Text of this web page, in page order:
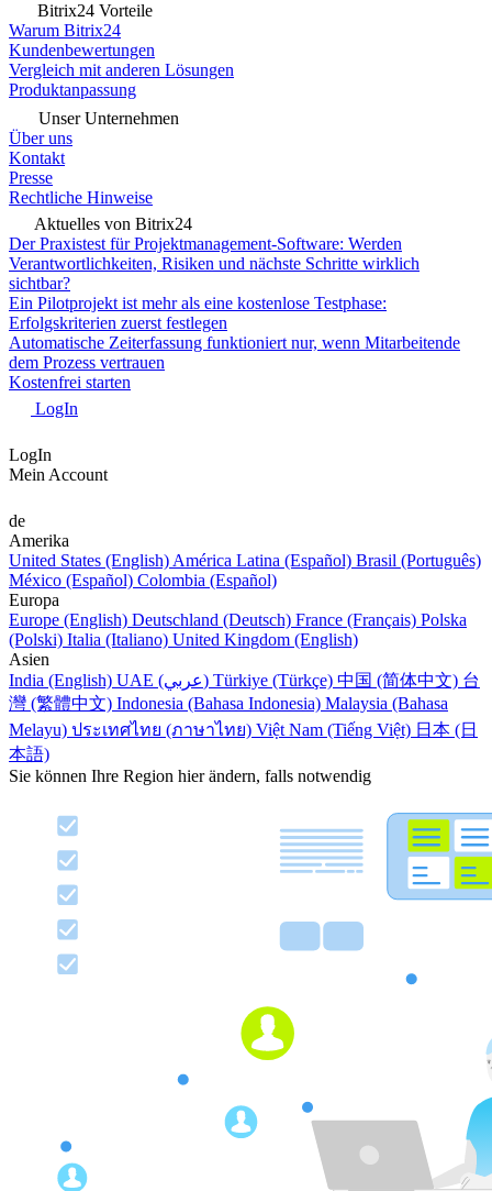
Bitrix24 Vorteile
Warum Bitrix24
Kundenbewertungen
Vergleich mit anderen Lösungen
Produktanpassung
Unser Unternehmen
Über uns
Kontakt
Presse
Rechtliche Hinweise
Aktuelles von Bitrix24
Der Praxistest für Projektmanagement-Software: Werden
Verantwortlichkeiten, Risiken und nächste Schritte wirklich
sichtbar?
Ein Pilotprojekt ist mehr als eine kostenlose Testphase:
Erfolgskriterien zuerst festlegen
Automatische Zeiterfassung funktioniert nur, wenn Mitarbeitende
dem Prozess vertrauen
Kostenfrei starten
LogIn
LogIn
Mein Account
de
Amerika
United States (English) América Latina (Español) Brasil (Português)
México (Español) Colombia (Español)
Europa
Europe (English) Deutschland (Deutsch) France (Français) Polska
(Polski) Italia (Italiano) United Kingdom (English)
Asien
India (English)
UAE (عربي) Türkiye (Türkçe) 中国 (简体中文) 台
灣 (繁體中文) Indonesia (Bahasa Indonesia) Malaysia (Bahasa
Melayu) ประเทศไทย (ภาษาไทย) Việt Nam (Tiếng Việt) 日本 (日
本語)
Sie können Ihre Region hier ändern, falls notwendig